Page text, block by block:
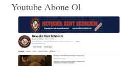
Youtube Abone Ol